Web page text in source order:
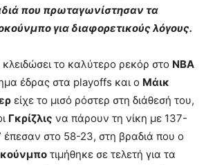
που πρωταγωνίστησαν τα
για διαφορετικούς λόγους.
κλειδώσει το καλύτερο ρεκόρ στο NBA
έδρας στα playoffs και ο Μάικ
είχε το μισό ρόστερ στη διάθεσή του,
Γκρίζλις να πάρουν τη νίκη με 137-
έπεσαν στο 58-23, στη βραδιά που ο
τιμήθηκε σε τελετή για τα